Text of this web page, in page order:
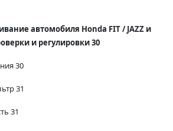
автомобиля Honda FIT / JAZZ и
и регулировки 30
30
31
31